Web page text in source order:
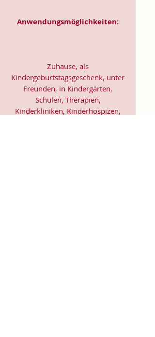
Anwendungsmöglichkeiten:
Zuhause, als
Kindergeburtstagsgeschenk, unter
Freunden, in Kindergärten,
Schulen, Therapien,
Kinderkliniken, Kinderhospizen,